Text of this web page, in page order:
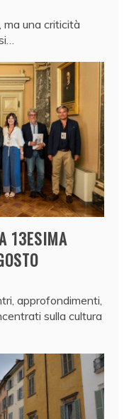
ma una criticità
13ESIMA
approfondimenti,
sulla cultura